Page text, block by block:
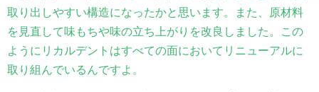
取り出しやすい構造になったかと思います。また、原材料
を見直して味もちや味の立ち上がりを改良しました。この
ようにリカルデントはすべての面においてリニューアルに
取り組んでいるんですよ。